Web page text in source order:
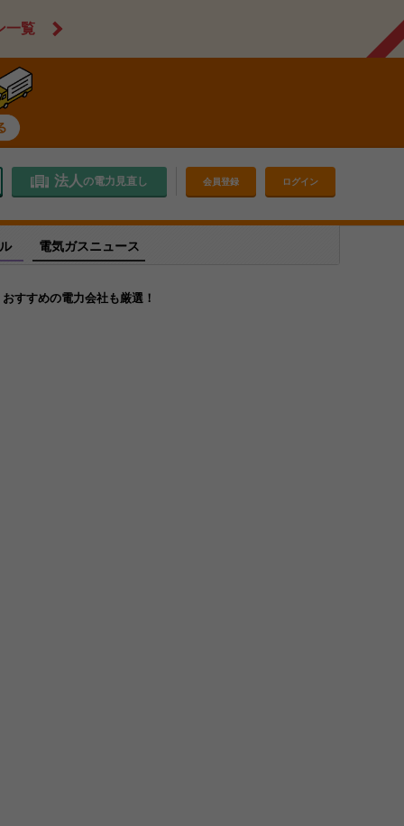
一覧
法人の電力見直し 会員登録 ログイン
電気ガスニュース
すすめの電力会社も厳選！